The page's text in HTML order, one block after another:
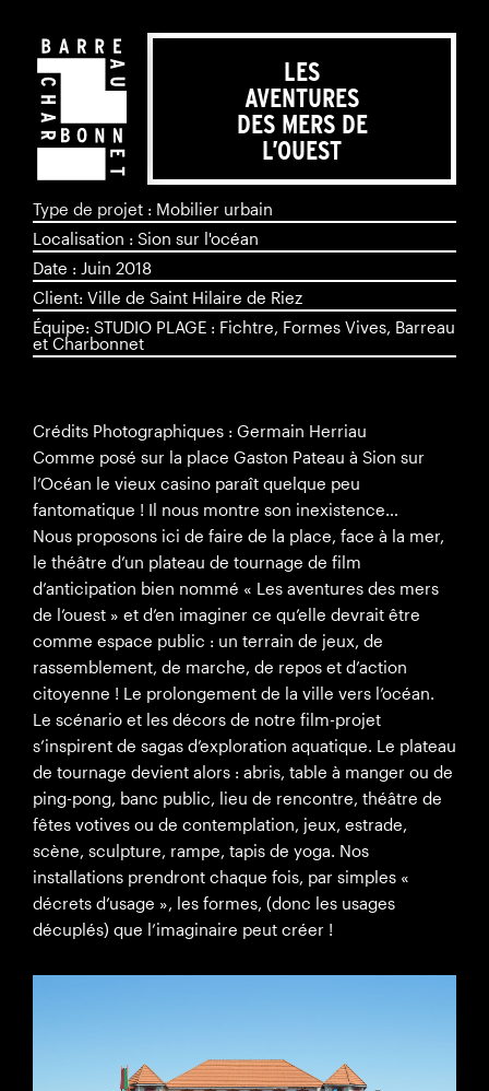
LES
AVENTURES
DES MERS DE
L’OUEST
Type de projet : Mobilier urbain
Localisation : Sion sur l'océan
Date : Juin 2018
Client: Ville de Saint Hilaire de Riez
Équipe: STUDIO PLAGE : Fichtre, Formes Vives, Barreau
et Charbonnet
Crédits Photographiques : Germain Herriau
Comme posé sur la place Gaston Pateau à Sion sur
l’Océan le vieux casino paraît quelque peu
fantomatique ! Il nous montre son inexistence…
Nous proposons ici de faire de la place, face à la mer,
le théâtre d’un plateau de tournage de film
d’anticipation bien nommé « Les aventures des mers
de l’ouest » et d’en imaginer ce qu’elle devrait être
comme espace public : un terrain de jeux, de
rassemblement, de marche, de repos et d’action
citoyenne ! Le prolongement de la ville vers l’océan.
Le scénario et les décors de notre film-projet
s’inspirent de sagas d’exploration aquatique. Le plateau
de tournage devient alors : abris, table à manger ou de
ping-pong, banc public, lieu de rencontre, théâtre de
fêtes votives ou de contemplation, jeux, estrade,
scène, sculpture, rampe, tapis de yoga. Nos
installations prendront chaque fois, par simples «
décrets d’usage », les formes, (donc les usages
décuplés) que l’imaginaire peut créer !